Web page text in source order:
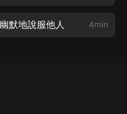
默地說服他人 4min